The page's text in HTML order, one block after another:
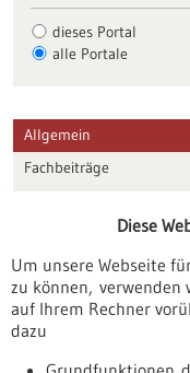
dieses Portal
alle Portale
Allgemein
Fachbeiträge
Veranstaltungen
Erscheinungsdatum
Diese
Um unsere Webseite
zu können, verwenden
auf Ihrem Rechner
dazu